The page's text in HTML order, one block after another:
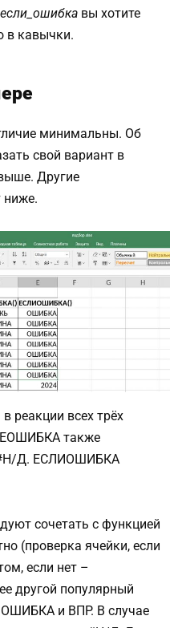
вы хотите
в кавычки.
минимальны. Об
свой вариант в
Другие
ниже.
реакции всех трёх
также
#Н/Д. ЕСЛИОШИБКА
сочетать с функцией
(проверка ячейки, если
если нет –
другой популярный
и ВПР. В случае